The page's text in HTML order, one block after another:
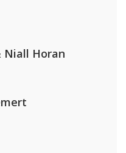
Niall Horan